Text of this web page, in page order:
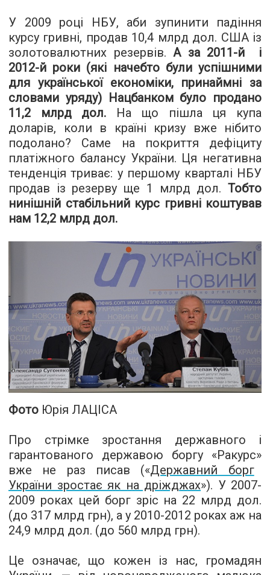
У 2009 році НБУ, аби зупинити падіння
курсу гривні, продав 10,4 млрд дол. США із
золотовалютних резервів. А за 2011-й і
2012-й роки (які начебто були успішними
для української економіки, принаймні за
словами уряду) Нацбанком було продано
11,2 млрд дол. На що пішла ця купа
доларів, коли в країні кризу вже нібито
подолано? Саме на покриття дефіциту
платіжного балансу України. Ця негативна
тенденція триває: у першому кварталі НБУ
продав із резерву ще 1 млрд дол. Тобто
нинішній стабільний курс гривні коштував
нам 12,2 млрд дол.
Фото Юрія ЛАЦІСА
Про стрімке зростання державного і
гарантованого державою боргу «Ракурс»
вже не раз писав («Державний борг
України зростає як на дріжджах»). У 2007-
2009 роках цей борг зріс на 22 млрд дол.
(до 317 млрд грн), а у 2010-2012 роках аж на
24,9 млрд дол. (до 560 млрд грн).
Це означає, що кожен із нас, громадян